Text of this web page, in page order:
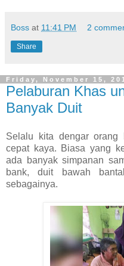
Boss at 11:41 PM 2
Share
Friday, November 15,
Pelaburan Khas
Banyak Duit
Selalu kita dengar orang
cepat kaya. Biasa yang
ada banyak simpanan
bank, duit bawah
sebagainya.